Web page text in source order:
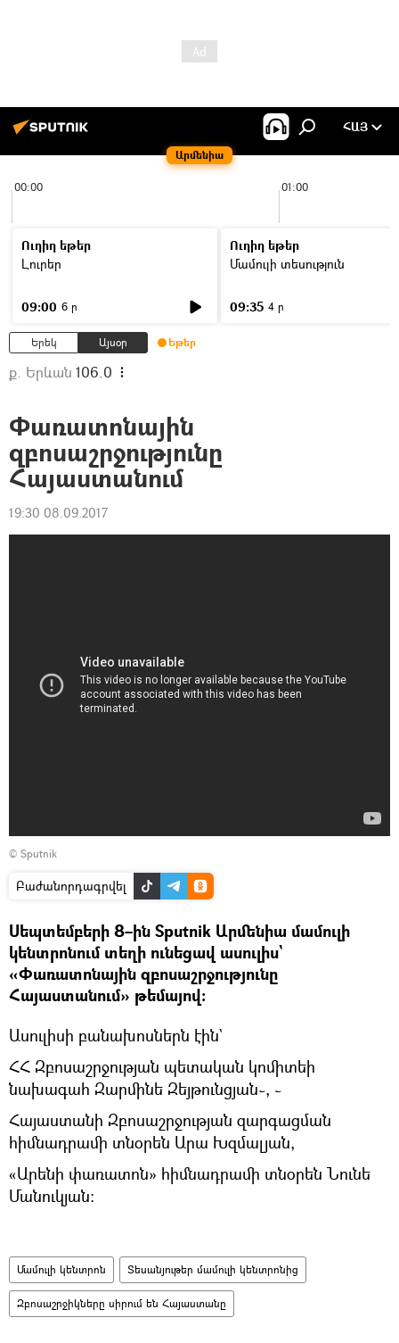
Արմենիա
ՀԱՅ
00:00 01:00
Ուղիղ եթեր
Լուրեր
09:00 6 ր
Ուղիղ եթեր
Մամուլի տեսություն
09:35 4 ր
Երեկ Այսօր Եթեր
ք. Երևան 106.0
Փառատոնային
զբոսաշրջությունը
Հայաստանում
19:30 08.09.2017
© Sputnik
Բաժանորդագրվել
Սեպտեմբերի 8–ին Sputnik Արմենիա մամուլի
կենտրոնում տեղի ունեցավ ասուլիս`
«Փառատոնային զբոսաշրջությունը
Հայաստանում» թեմայով։
Ասուլիսի բանախոսներն էին`
ՀՀ Զբոսաշրջության պետական կոմիտեի
նախագահ Զարմինե Զեյթունցյան֊, ֊
Հայաստանի Զբոսաշրջության զարգացման
հիմնադրամի տնօրեն Արա Խզմալյան,
«Արենի փառատոն» հիմնադրամի տնօրեն Նունե
Մանուկյան։
Մամուլի կենտրոն Տեսանյութեր մամուլի կենտրոնից
Զբոսաշրջիկները սիրում են Հայաստանը